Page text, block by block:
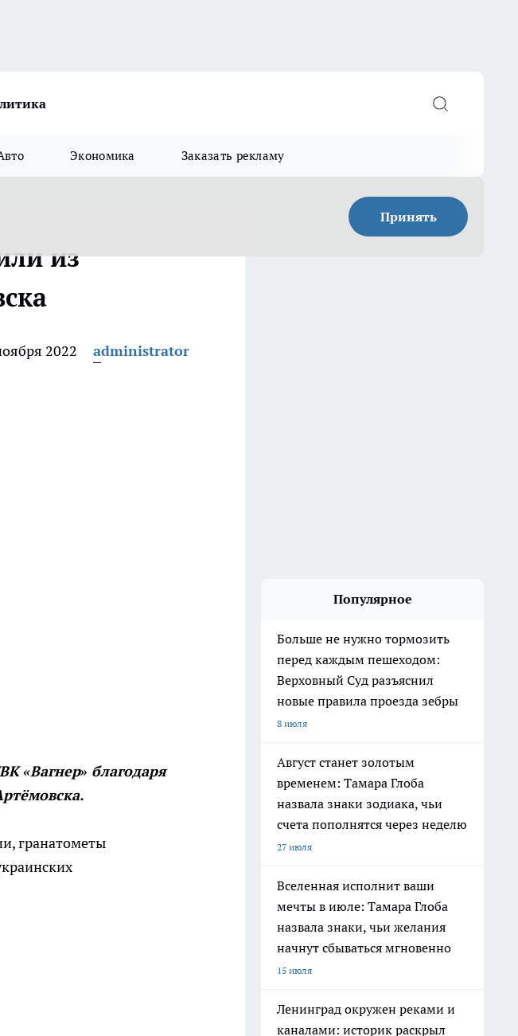
Экономика Заказать рекламу
Принять
из
2022 administrator
«Вагнер» благодаря
гранатометы
Популярное
Больше не нужно тормозить
перед каждым пешеходом:
Верховный Суд разъяснил
новые правила проезда зебры
8 июля
Август станет золотым
временем: Тамара Глоба
назвала знаки зодиака, чьи
счета пополнятся через неделю
27 июля
Вселенная исполнит ваши
мечты в июле: Тамара Глоба
назвала знаки, чьи желания
начнут сбываться мгновенно
15 июля
Ленинград окружен реками и
каналами: историк раскрыл